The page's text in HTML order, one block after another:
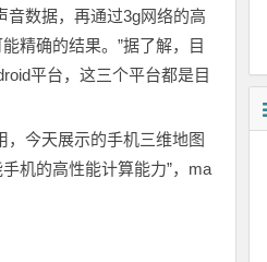
音数据，再通过3g网络的高
精确的结果。”据了解，目
平台，这三个平台都是目
，今天展示的手机三维地图
机的高性能计算能力”，ma